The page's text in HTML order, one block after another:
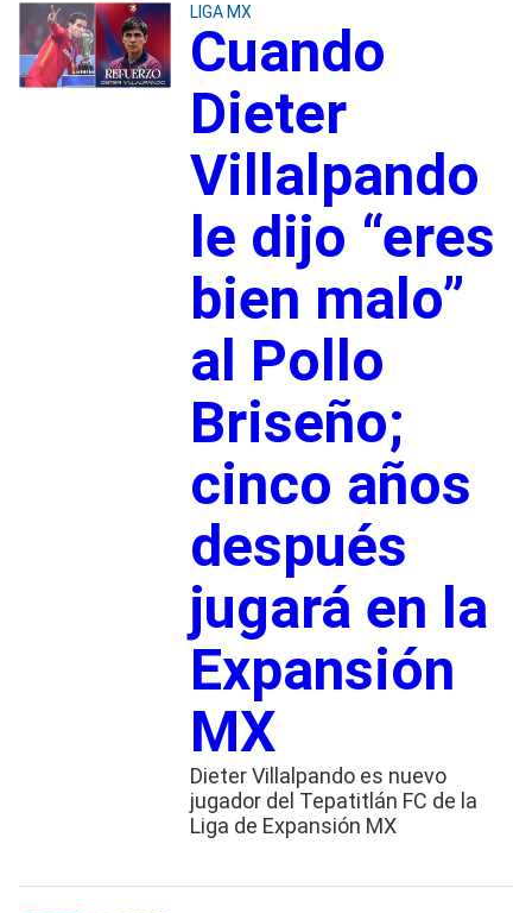
LIGA MX
Cuando
Dieter
Villalpando
le dijo “eres
bien malo”
al Pollo
Briseño;
cinco años
después
jugará en la
Expansión
MX
Dieter Villalpando es nuevo
jugador del Tepatitlán FC de la
Liga de Expansión MX